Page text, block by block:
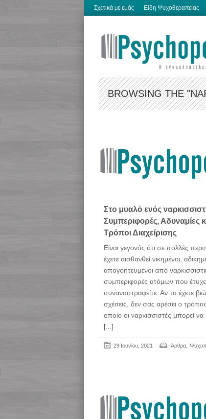
Σχετικά με εμάς Είδη Ψυχοθεραπείας
BROWSING THE
Στο μυαλό ενός
Συμπεριφορές, Αδυναμίες
Τρόποι Διαχείρισης
Eίναι γεγονός ότι σε πολλές
έχετε αισθανθεί νικημένοι,
απογοητευμένοι από
συμπεριφορές ατόμων που
συναναστραφείτε. Αν το έχετε
σχέσεις, δεν σας αρέσει ο
οποίο οι ναρκισσιστές μπορεί
[...]
29 Ιουνίου, 2021 Άρθρα